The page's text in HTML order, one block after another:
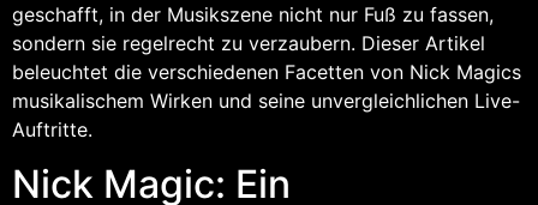
geschafft, in der Musikszene nicht nur Fuß zu fassen,
sondern sie regelrecht zu verzaubern. Dieser Artikel
beleuchtet die verschiedenen Facetten von Nick Magics
musikalischem Wirken und seine unvergleichlichen Live-
Auftritte.
Nick Magic: Ein